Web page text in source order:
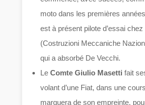
moto dans les premières
est à présent pilote d’essai
(Costruzioni Meccaniche
qui a absorbé De Vecchi.
LeComte Giulio Masetti fait
volant d’une Fiat, dans une
marquera de son empreinte,